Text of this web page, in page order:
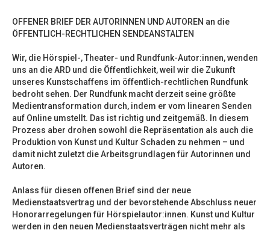
OFFENER BRIEF DER AUTORINNEN UND AUTOREN an die
ÖFFENTLICH-RECHTLICHEN SENDEANSTALTEN
Wir, die Hörspiel-, Theater- und Rundfunk-Autor:innen, wenden
uns an die ARD und die Öffentlichkeit, weil wir die Zukunft
unseres Kunstschaffens im öffentlich-rechtlichen Rundfunk
bedroht sehen. Der Rundfunk macht derzeit seine größte
Medientransformation durch, indem er vom linearen Senden
auf Online umstellt. Das ist richtig und zeitgemäß. In diesem
Prozess aber drohen sowohl die Repräsentation als auch die
Produktion von Kunst und Kultur Schaden zu nehmen – und
damit nicht zuletzt die Arbeitsgrundlagen für Autorinnen und
Autoren.
Anlass für diesen offenen Brief sind der neue
Medienstaatsvertrag und der bevorstehende Abschluss neuer
Honorarregelungen für Hörspielautor:innen. Kunst und Kultur
werden in den neuen Medienstaatsverträgen nicht mehr als